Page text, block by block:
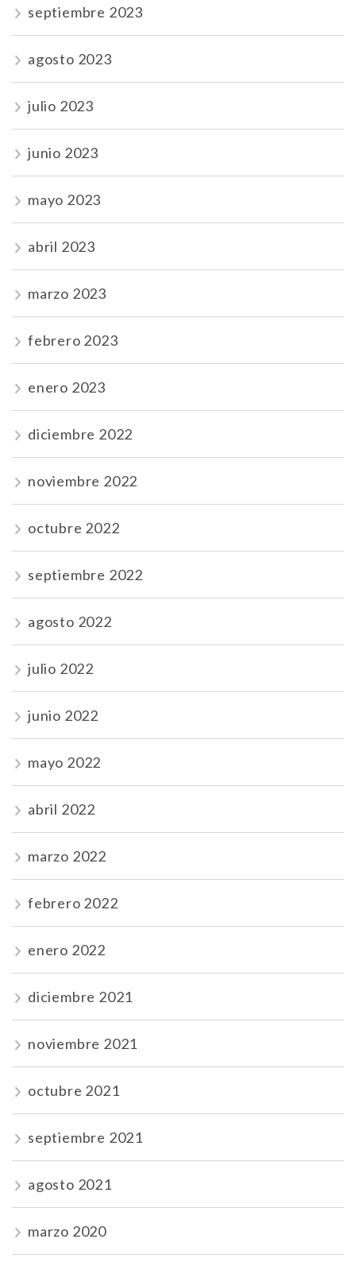
septiembre 2023
agosto 2023
julio 2023
junio 2023
mayo 2023
abril 2023
marzo 2023
febrero 2023
enero 2023
diciembre 2022
noviembre 2022
octubre 2022
septiembre 2022
agosto 2022
julio 2022
junio 2022
mayo 2022
abril 2022
marzo 2022
febrero 2022
enero 2022
diciembre 2021
noviembre 2021
octubre 2021
septiembre 2021
agosto 2021
marzo 2020